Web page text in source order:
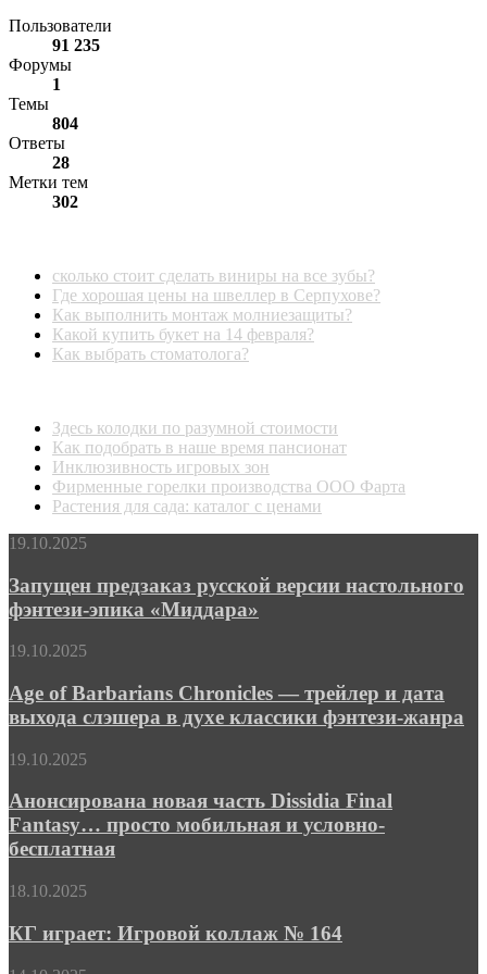
Пользователи
91 235
Форумы
1
Темы
804
Ответы
28
Метки тем
302
сколько стоит сделать виниры на все зубы?
Где хорошая цены на швеллер в Серпухове?
Как выполнить монтаж молниезащиты?
Какой купить букет на 14 февраля?
Как выбрать стоматолога?
Здесь колодки по разумной стоимости
Как подобрать в наше время пансионат
Инклюзивность игровых зон
Фирменные горелки производства ООО Фарта
Растения для сада: каталог с ценами
Запущен
русской
версии
настольного
эпика
19.10.2025
Запущен предзаказ русской версии настольного
фэнтези-эпика «Миддара»
Age
Barbarians
Chronicles
—
и
выхода
слэшера
в
классики
жанра
19.10.2025
Age of Barbarians Chronicles — трейлер и дата
выхода слэшера в духе классики фэнтези-жанра
Анонсирована
часть
Dissidia
Final
Fantasy…
мобильная
условно-
19.10.2025
Анонсирована новая часть Dissidia Final
Fantasy… просто мобильная и условно-
бесплатная
КГ
Игровой
коллаж
№
18.10.2025
КГ играет: Игровой коллаж № 164